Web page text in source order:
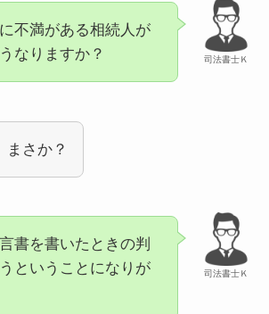
司法書士Ｋ
不満がある相続人が
なりますか？
まさか？
司法書士Ｋ
書を書いたときの判
ということになりが